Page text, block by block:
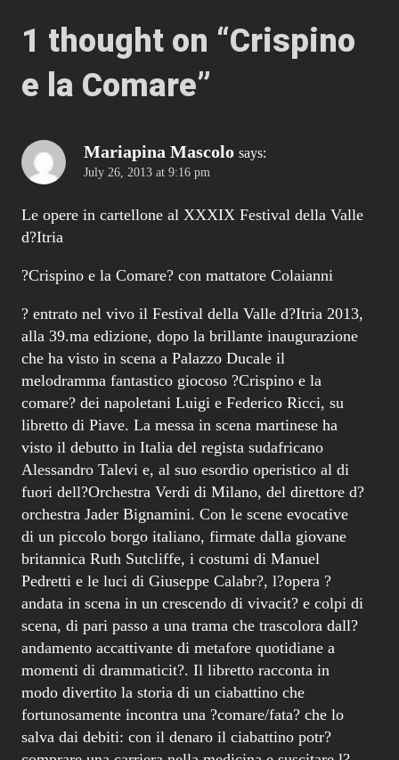
1 thought on “Crispino
e la Comare”
Mariapina Mascolo says:
July 26, 2013 at 9:16 pm
Le opere in cartellone al XXXIX Festival della Valle
d?Itria
?Crispino e la Comare? con mattatore Colaianni
? entrato nel vivo il Festival della Valle d?Itria 2013,
alla 39.ma edizione, dopo la brillante inaugurazione
che ha visto in scena a Palazzo Ducale il
melodramma fantastico giocoso ?Crispino e la
comare? dei napoletani Luigi e Federico Ricci, su
libretto di Piave. La messa in scena martinese ha
visto il debutto in Italia del regista sudafricano
Alessandro Talevi e, al suo esordio operistico al di
fuori dell?Orchestra Verdi di Milano, del direttore d?
orchestra Jader Bignamini. Con le scene evocative
di un piccolo borgo italiano, firmate dalla giovane
britannica Ruth Sutcliffe, i costumi di Manuel
Pedretti e le luci di Giuseppe Calabr?, l?opera ?
andata in scena in un crescendo di vivacit? e colpi di
scena, di pari passo a una trama che trascolora dall?
andamento accattivante di metafore quotidiane a
momenti di drammaticit?. Il libretto racconta in
modo divertito la storia di un ciabattino che
fortunosamente incontra una ?comare/fata? che lo
salva dai debiti: con il denaro il ciabattino potr?